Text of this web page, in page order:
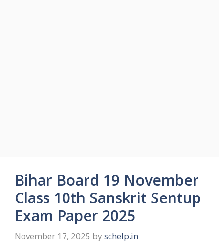
Bihar Board 19 November
Class 10th Sanskrit Sentup
Exam Paper 2025
November 17, 2025 by schelp.in